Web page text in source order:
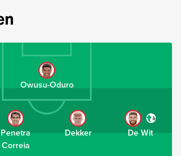
Owusu-Oduro
Penetra
Correia
Dekker De Wit